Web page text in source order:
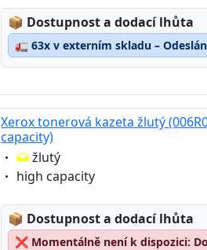
📦 Lagerstatus:
Dostupnost a dodací lhůta
🚛 63x v externím skladu –
Xerox tonerová kazeta žlutý
capacity)
Eigenschaft:
žlutý
Eigenschaft:
high capacity
📦 Lagerstatus:
Dostupnost a dodací lhůta
❌ Momentálně není k dispozici: